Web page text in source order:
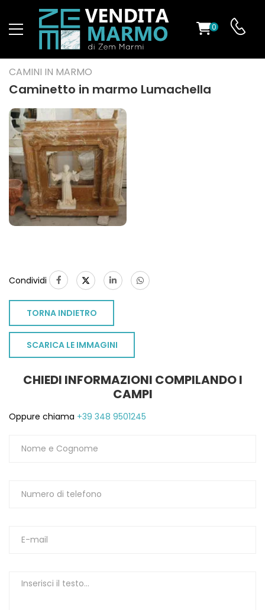
0
CAMINI IN MARMO
Caminetto in marmo Lumachella
Condividi
TORNA INDIETRO
SCARICA LE IMMAGINI
CHIEDI INFORMAZIONI COMPILANDO I
CAMPI
Oppure chiama +39 348 9501245